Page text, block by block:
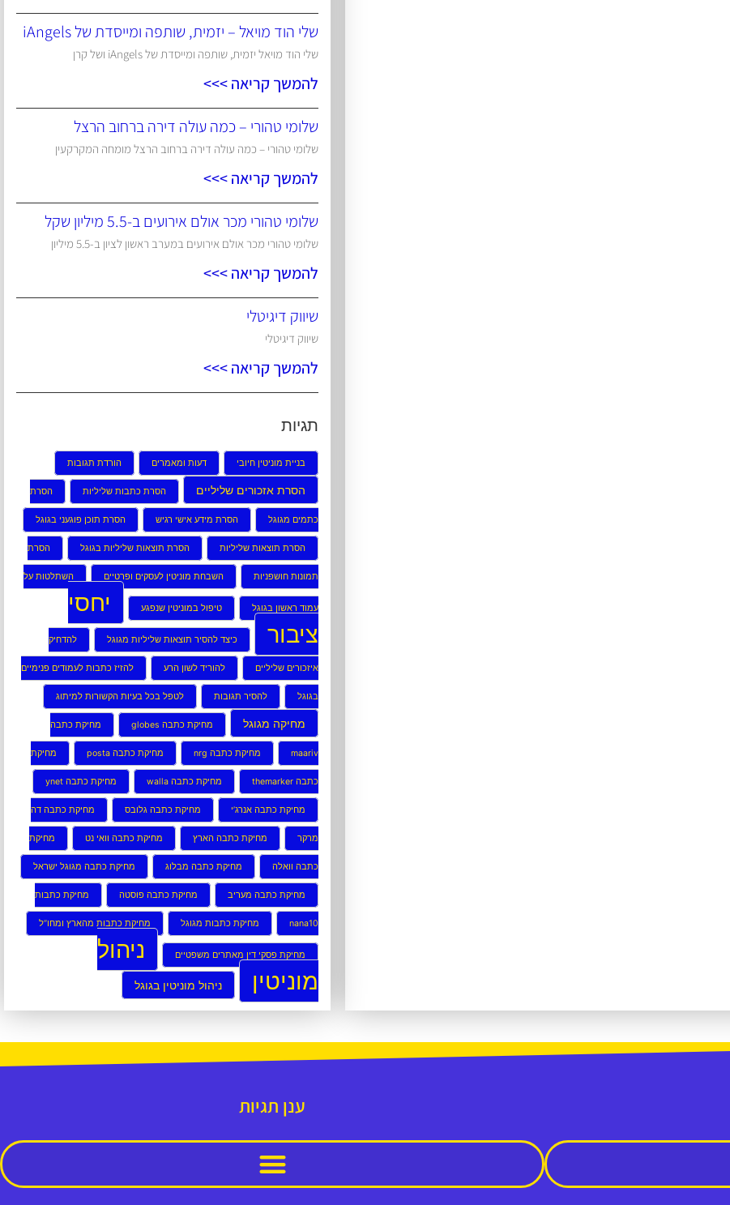
שלי הוד מויאל – יזמית, שותפה ומייסדת של iAngels
שלי הוד מויאל יזמית, שותפה ומייסדת של iAngels ושל קרן
להמשך קריאה >>>
שלומי טהורי – כמה עולה דירה ברחוב הרצל
שלומי טהורי – כמה עולה דירה ברחוב הרצל מומחה המקרקעין
להמשך קריאה >>>
שלומי טהורי מכר אולם אירועים ב-5.5 מיליון שקל
שלומי טהורי מכר אולם אירועים במערב ראשון לציון ב-5.5 מיליון
להמשך קריאה >>>
שיווק דיגיטלי
שיווק דיגיטלי
להמשך קריאה >>>
תגיות
בניית מוניטין חיובי דעות ומאמרים הורדת תגובות
הסרת אזכורים שליליים הסרת כתבות שליליות הסרת
כתמים מגוגל הסרת מידע אישי רגיש הסרת תוכן פוגעני בגוגל
הסרת תוצאות שליליות הסרת תוצאות שליליות בגוגל הסרת
תמונות חושפניות השבחת מוניטין לעסקים ופרטיים השתלטות על
עמוד ראשון בגוגל טיפול במוניטין שנפגע
יחסי
ציבור
כיצד להסיר תוצאות שליליות מגוגל להדחיק
איזכורים שליליים להוריד לשון הרע להזיז כתבות לעמודים פנימיים
בגוגל להסיר תגובות לטפל בכל בעיות הקשורות למיתוג
מחיקה מגוגל מחיקת כתבה globes מחיקת כתבה
maariv מחיקת כתבה nrg מחיקת כתבה posta מחיקת
כתבה themarker מחיקת כתבה walla מחיקת כתבה ynet
מחיקת כתבה אנרג’י מחיקת כתבה גלובס מחיקת כתבה דה
מרקר מחיקת כתבה הארץ מחיקת כתבה וואי נט מחיקת
כתבה וואלה מחיקת כתבה מבלוג מחיקת כתבה מגוגל ישראל
מחיקת כתבה מעריב מחיקת כתבה פוסטה מחיקת כתבות
nana10 מחיקת כתבות מגוגל מחיקת כתבות מהארץ ומחו”ל
מחיקת פסקי דין מאתרים משפטיים
ניהול
מוניטין
ניהול מוניטין בגוגל
ענן תגיות